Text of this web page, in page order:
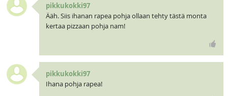
pikkukokki97
Ääh. Siis ihanan rapea pohja ollaan tehty tästä monta
kertaa pizzaan pohja nam!
pikkukokki97
Ihana pohja rapea!